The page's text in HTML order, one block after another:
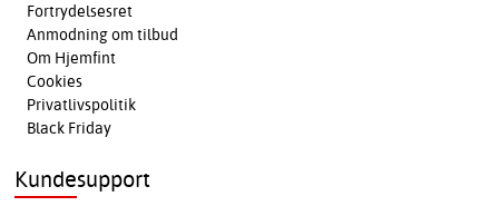
Fortrydelsesret
Anmodning om tilbud
Om Hjemfint
Cookies
Privatlivspolitik
Black Friday
Kundesupport